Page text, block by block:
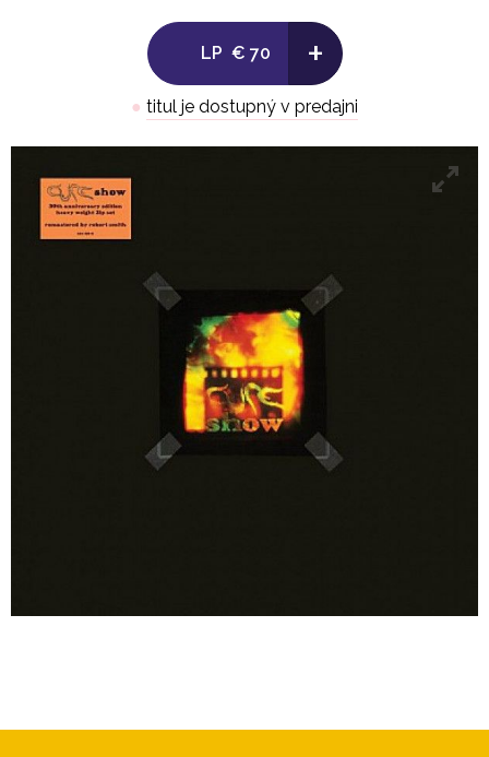
14. Inbetween Days
15. From The Edge Of The Deep Green Sea
18. End
LP € 70 +
● titul je dostupný v predajni